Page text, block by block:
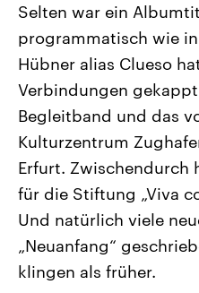
Landtagswahl Sachsen-Anhalt
2026
Alle Informationen
Sachsen-Anhalt wählt am 6.
September 2026 einen neuen
Landtag. Seit 2021 wird das
Bundesland von einer
Umfragen, Prognosen,
Wahlprogramme, aktuelle
und Hintergründe zu den
und Kandidaten der
Wahl.
Sendungen Programm
Audio-Archiv
Selten war ein
programmatisch wie
Hübner alias Clueso
Verbindungen
Begleitband und das
Kulturzentrum
Erfurt. Zwischendurch
für die Stiftung „Viva
Und natürlich viele
„Neuanfang“
klingen als früher.